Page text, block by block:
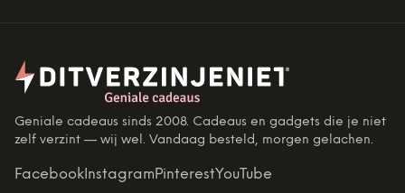
Geniale cadeaus sinds 2008. Cadeaus en gadgets die je niet
zelf verzint — wij wel. Vandaag besteld, morgen gelachen.
Facebook InstagramPinterestYouTube